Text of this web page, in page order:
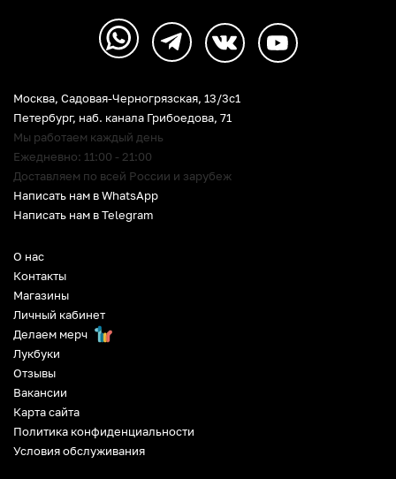
О нас
Контакты
Магазины
Личный кабинет
Делаем мерч
Лукбуки
Отзывы
Вакансии
Карта сайта
Политика конфиденциальности
Условия обслуживания
Москва, Садовая-Черногрязская, 13/3c1
Петербург, наб. канала Грибоедова, 71
Мы работаем каждый день
Ежедневно: 11:00 - 21:00
Доставляем по всей России и зарубеж
Написать нам в WhatsApp
Написать нам в Telegram